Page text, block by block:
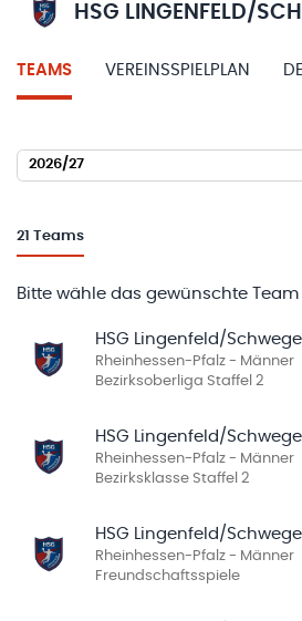
HSG LINGENFELD/
TEAMS VEREINSSPIELPLAN
2026/27
21 Teams
Bitte wähle das gewünschte Team
HSG Lingenfeld/
Rheinhessen-Pfalz - Männer
Bezirksoberliga Staffel 2
HSG Lingenfeld/
Rheinhessen-Pfalz - Männer
Bezirksklasse Staffel 2
HSG Lingenfeld/
Rheinhessen-Pfalz - Männer
Freundschaftsspiele